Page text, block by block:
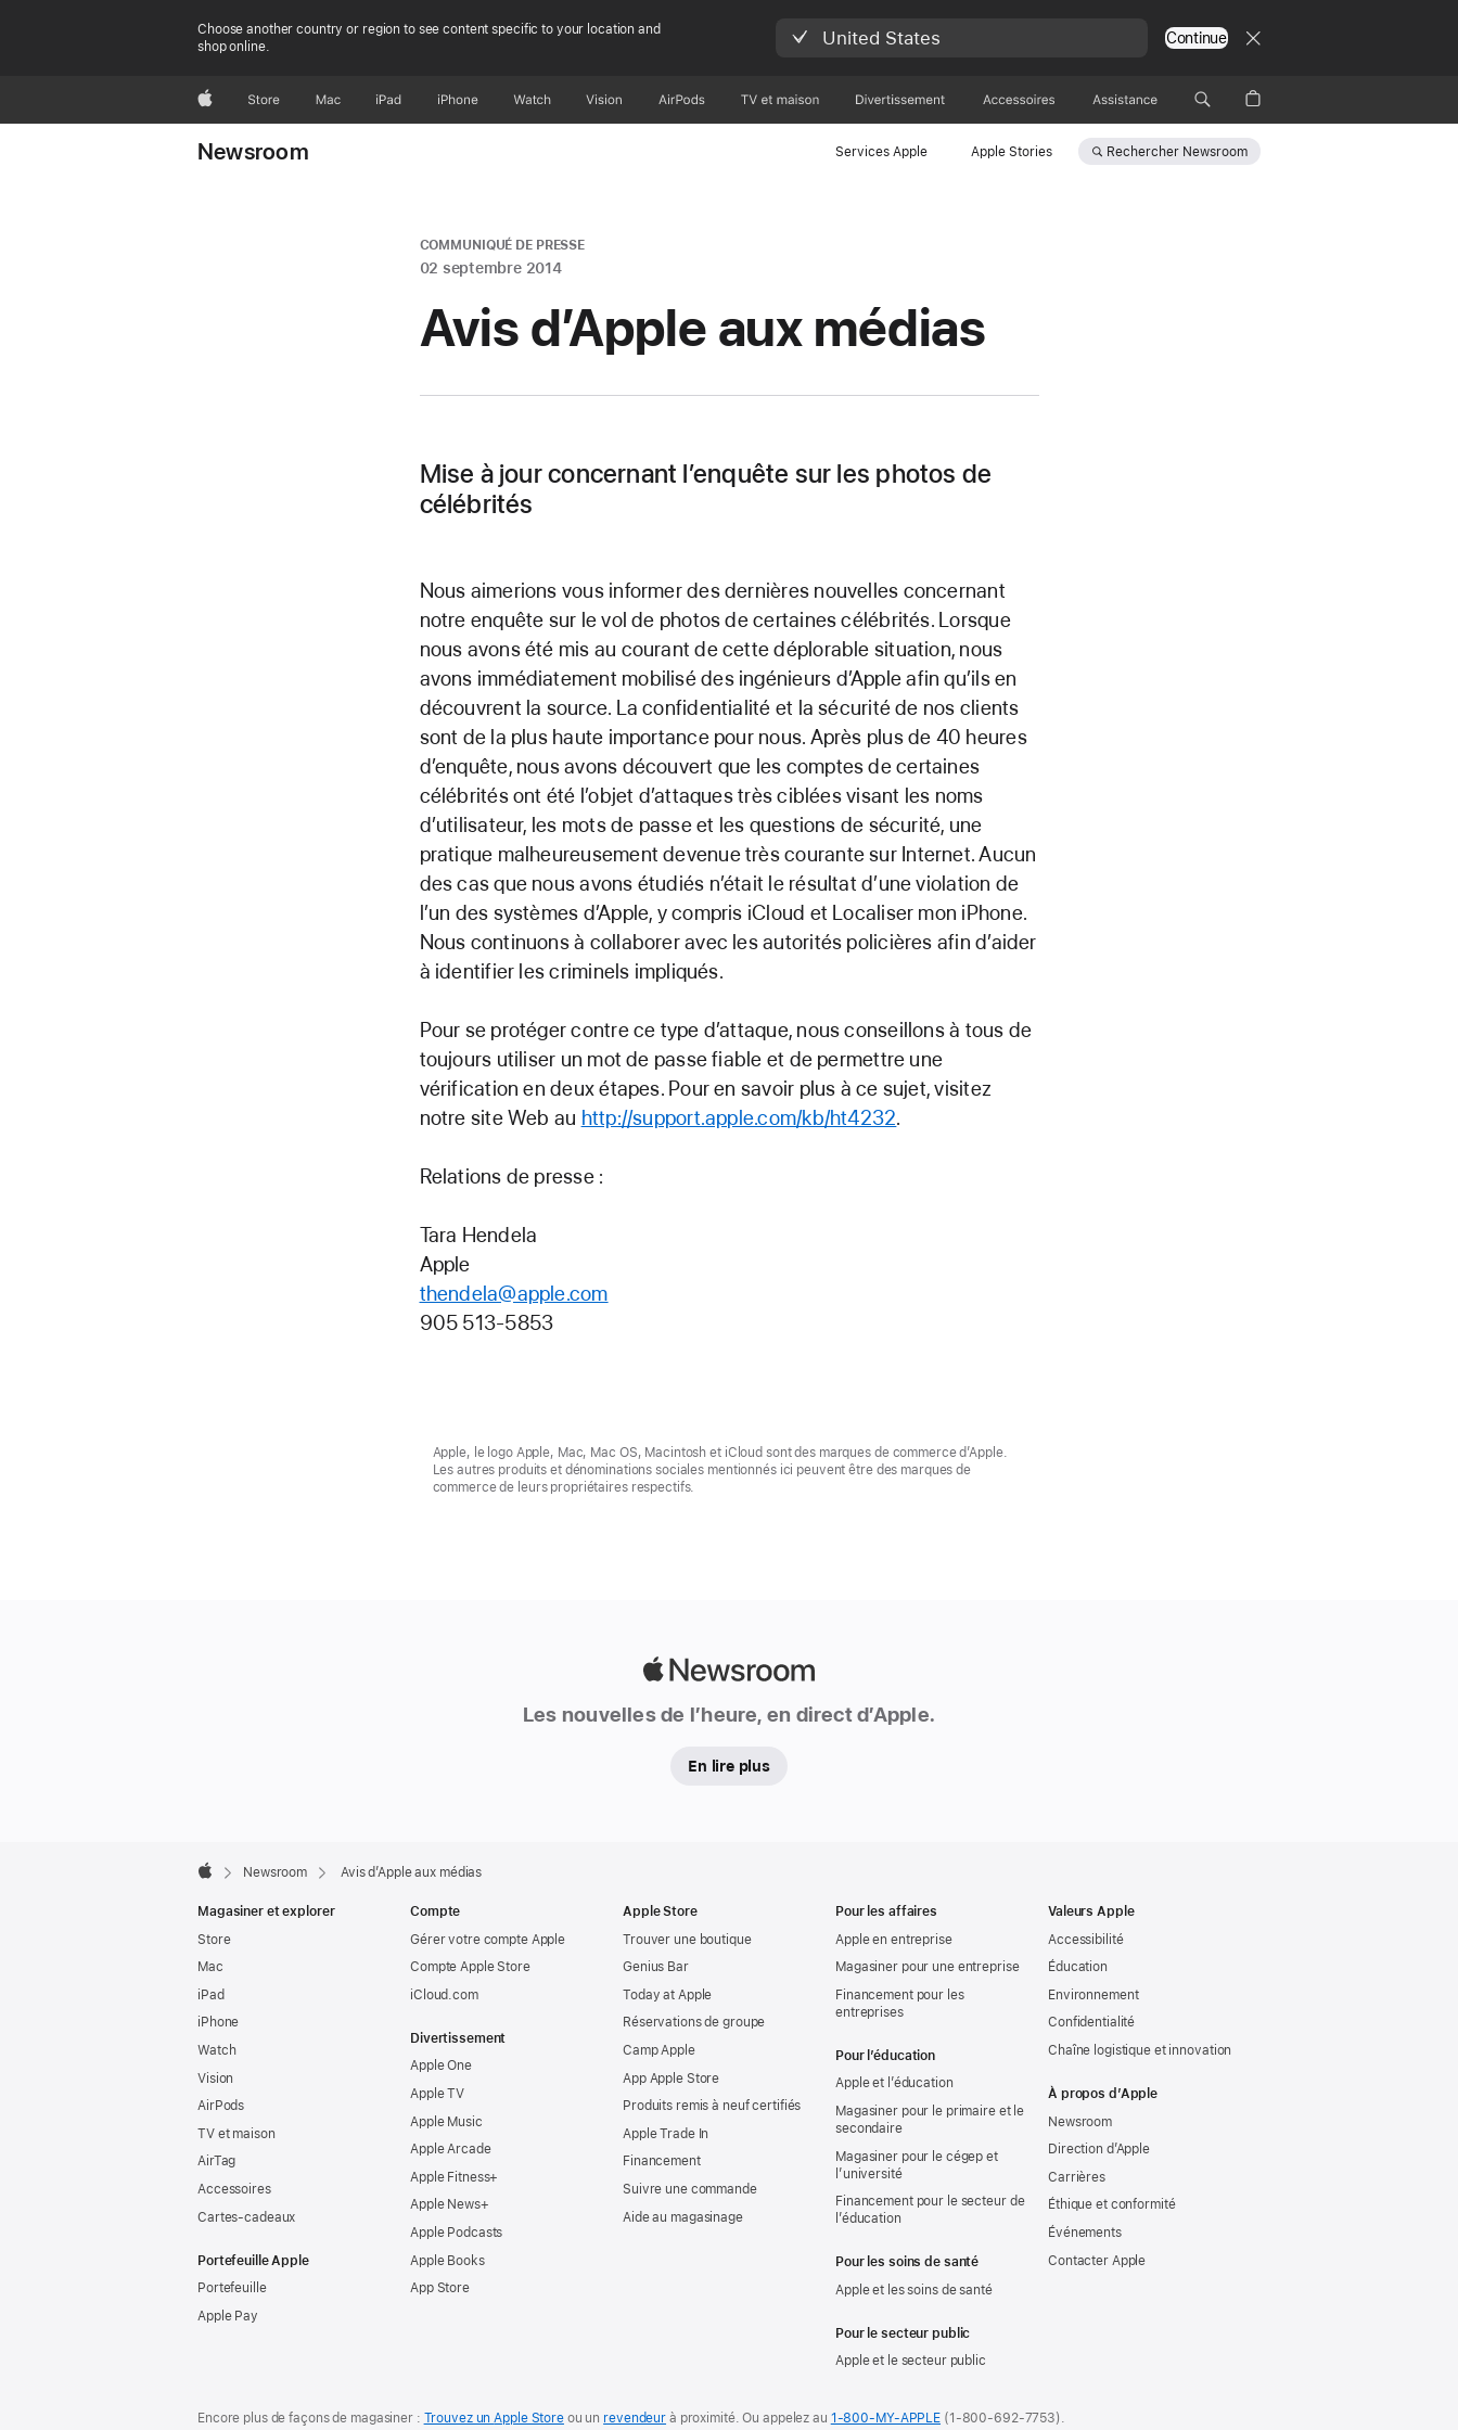
Choose another country or region to see content specific to your location and
shop online.
United States Continue
AppleStore Mac iPad iPhone Watch Vision AirPods TV et maison Divertissement Accessoires Assistance
Newsroom Services Apple Apple Stories Rechercher Newsroom
COMMUNIQUÉ DE PRESSE
02 septembre 2014
Avis d’Apple aux médias
Mise à jour concernant l’enquête sur les photos de
célébrités
Nous aimerions vous informer des dernières nouvelles concernant
notre enquête sur le vol de photos de certaines célébrités. Lorsque
nous avons été mis au courant de cette déplorable situation, nous
avons immédiatement mobilisé des ingénieurs d’Apple afin qu’ils en
découvrent la source. La confidentialité et la sécurité de nos clients
sont de la plus haute importance pour nous. Après plus de 40 heures
d’enquête, nous avons découvert que les comptes de certaines
célébrités ont été l’objet d’attaques très ciblées visant les noms
d’utilisateur, les mots de passe et les questions de sécurité, une
pratique malheureusement devenue très courante sur ​​Internet. Aucun
des cas que nous avons étudiés n’était le résultat d’une violation de
l’un des systèmes d’Apple, y compris iCloud et Localiser mon iPhone.
Nous continuons à collaborer avec les autorités policières afin d’aider
à identifier les criminels impliqués.
Pour se protéger contre ce type d’attaque, nous conseillons à tous de
toujours utiliser un mot de passe fiable et de permettre une
vérification en deux étapes. Pour en savoir plus à ce sujet, visitez
notre site Web au http://support.apple.com/kb/ht4232.
Relations de presse :
Tara Hendela
Apple
thendela@apple.com
905 513-5853
Apple, le logo Apple, Mac, Mac OS, Macintosh et iCloud sont des marques de commerce d’Apple.
Les autres produits et dénominations sociales mentionnés ici peuvent être des marques de
commerce de leurs propriétaires respectifs.
Les nouvelles de l’heure, en direct d’Apple.
En lire plus
Footer

Newsroom Avis d’Apple aux médias
Magasiner et explorer
Store
Mac
iPad
iPhone
Watch
Vision
AirPods
TV et maison
AirTag
Accessoires
Cartes-cadeaux
Portefeuille Apple
Portefeuille
Apple Pay
Compte
Gérer votre compte Apple
Compte Apple Store
iCloud.com
Divertissement
Apple One
Apple TV
Apple Music
Apple Arcade
Apple Fitness+
Apple News+
Apple Podcasts
Apple Books
App Store
Apple Store
Trouver une boutique
Genius Bar
Today at Apple
Réservations de groupe
Camp Apple
App Apple Store
Produits remis à neuf certifiés
Apple Trade In
Financement
Suivre une commande
Aide au magasinage
Pour les affaires
Apple en entreprise
Magasiner pour une entreprise
Financement pour les
entreprises
Pour l’éducation
Apple et l’éducation
Magasiner pour le primaire et le
secondaire
Magasiner pour le cégep et
l’université
Financement pour le secteur de
l’éducation
Pour les soins de santé
Apple et les soins de santé
Pour le secteur public
Apple et le secteur public
Valeurs Apple
Accessibilité
Éducation
Environnement
Confidentialité
Chaîne logistique et innovation
À propos d’Apple
Newsroom
Direction d’Apple
Carrières
Éthique et conformité
Événements
Contacter Apple
Encore plus de façons de magasiner : Trouvez unApple Storeou un revendeur à proximité.Ou appelez au 1-800-MY-APPLE (1-800-692-7753).